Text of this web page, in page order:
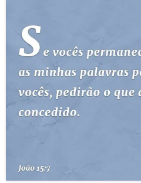
10 MANDAMENTOS
ESTUDOS BÍBLICOS
ESBOÇOS DE PREGAÇÃO
TEMAS
TERMO BÍBLICO